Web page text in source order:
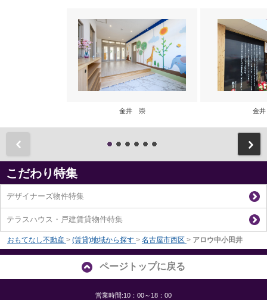
金井 崇 金
こだわり特集
デザイナーズ物件特集
テラスハウス・戸建賃貸物件特集
おもてなし不動産 > (賃貸)地域から探す > 名古屋市西区 > アロウ中小田井
ページトップに戻る
営業時間:10：00～18：00